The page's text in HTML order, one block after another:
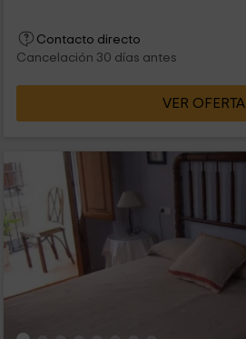
Contacto directo
Cancelación 30 días antes
VER OFERTA